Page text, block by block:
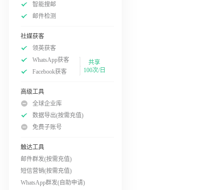
智能搜邮
邮件检测
社媒获客
领英获客
WhatsApp获客
Facebook获客
共享
100次/日
高级工具
全球企业库
数据导出(按需充值)
免费子账号
触达工具
邮件群发(按需充值)
短信营销(按需充值)
WhatsApp群发(自助申请)